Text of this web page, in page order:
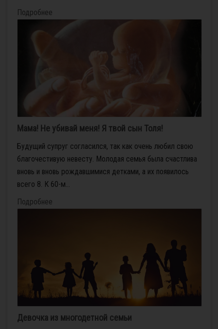
Подробнее
Мама! Не убивай меня! Я твой сын Толя!
Будущий супруг согласился, так как очень любил свою
благочестивую невесту. Молодая семья была счастлива
вновь и вновь рождавшимися детками, а их появилось
всего 8. К 60-м...
Подробнее
Девочка из многодетной семьи